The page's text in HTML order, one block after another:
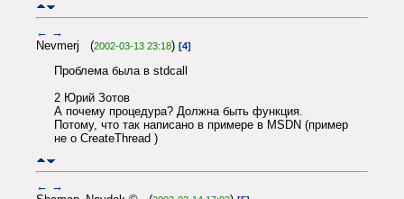
← →
Nevmerj (2002-03-13 23:18) [4]
Проблема была в stdcall
2 Юрий Зотов
А почему процедура? Должна быть функция.
Потому, что так написано в примере в MSDN (пример
не о CreateThread )
← →